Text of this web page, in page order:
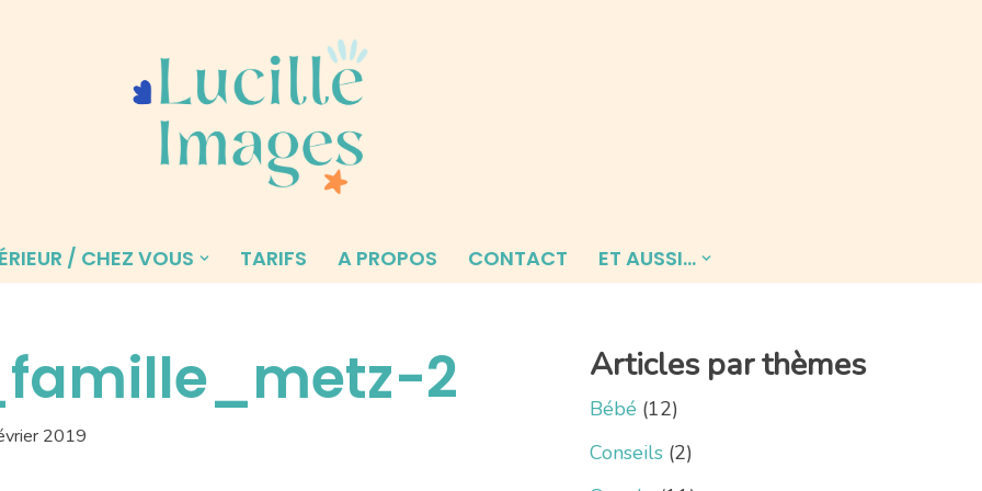
/ CHEZ VOUS TARIFS A PROPOS CONTACT ET AUSSI…
2
2019
Articles par thèmes
Bébé (12)
Conseils(2)